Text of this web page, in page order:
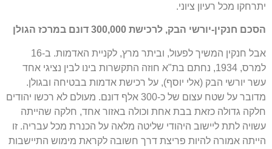
יתרחקו מכל רעיון ציוני.
הסכם חנקין-יורשי הבק, לרכישת 300,000 דונם במרכז הגולן
אבל חנקין המשיך לפעול, וביתר מרץ, לקניית האדמות. ב-16
למרס, 1934, נחתם בת"א חוזה התקשרות בינו לבין נציגי אחד
עשר יורשי הבק (אלי יוסף), על רכישת אדמות בבטיחה ובגולן.
מדובר על שטח עצום של כ-300 אלף דונם. מעולם לא רכשו יהודים
חלקה גדולה כזאת בבת אחת וכולה באזור אחד, חלקה שהייתה
עשויה לתת ליישוב היהודי שליטה מלאה על הכנרת מכל עבריה. זו
הייתה אמורה להיות פריצת דרך חשובה לקראת מימוש התיישבות